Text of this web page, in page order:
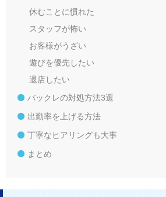
休むことに慣れた
スタッフが怖い
お客様がうざい
遊びを優先したい
退店したい
バックレの対処方法3選
出勤率を上げる方法
丁寧なヒアリングも大事
まとめ